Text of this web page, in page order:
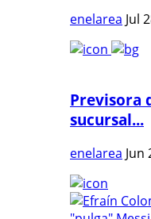
enelarea Jul
Previsora
sucursal...
enelarea Jun